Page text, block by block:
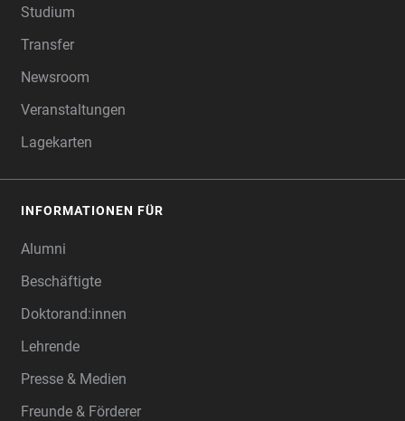
Studium
Transfer
Newsroom
Veranstaltungen
Lagekarten
INFORMATIONEN FÜR
Alumni
Beschäftigte
Doktorand:innen
Lehrende
Presse & Medien
Freunde & Förderer